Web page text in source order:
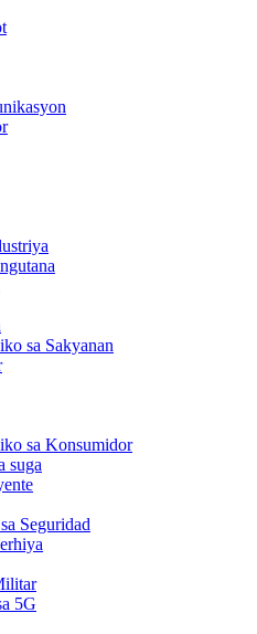
sa Sakyanan
sa Konsumidor
suga
Seguridad
5G